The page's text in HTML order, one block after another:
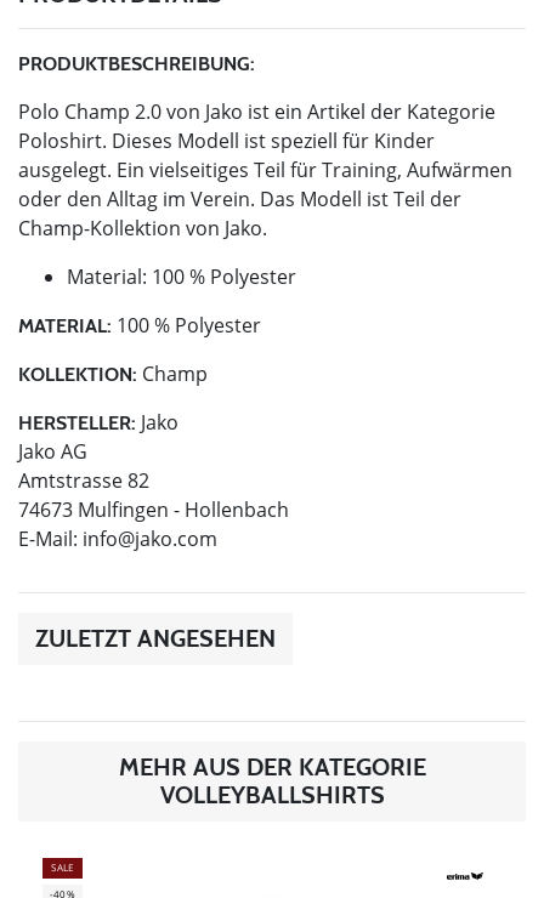
PRODUKTBESCHREIBUNG:
Polo Champ 2.0 von Jako ist ein Artikel der Kategorie
Poloshirt. Dieses Modell ist speziell für Kinder
ausgelegt. Ein vielseitiges Teil für Training, Aufwärmen
oder den Alltag im Verein. Das Modell ist Teil der
Champ-Kollektion von Jako.
Material: 100 % Polyester
MATERIAL: 100 % Polyester
KOLLEKTION: Champ
HERSTELLER: Jako
Jako AG
Amtstrasse 82
74673 Mulfingen - Hollenbach
E-Mail: info@jako.com
ZULETZT ANGESEHEN
MEHR AUS DER KATEGORIE
VOLLEYBALLSHIRTS
SALE
-40%